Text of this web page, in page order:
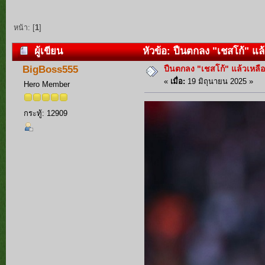
หน้า: [ 1]
ผู้เขียน
หัวข้อ: ปืนตกลง "เชสโก้" แล้
BigBoss555
Hero Member
กระทู้: 12909
ปืนตกลง "เชสโก้" แล้วเหลื
« เมื่อ: 19 มิถุนายน 2025 »